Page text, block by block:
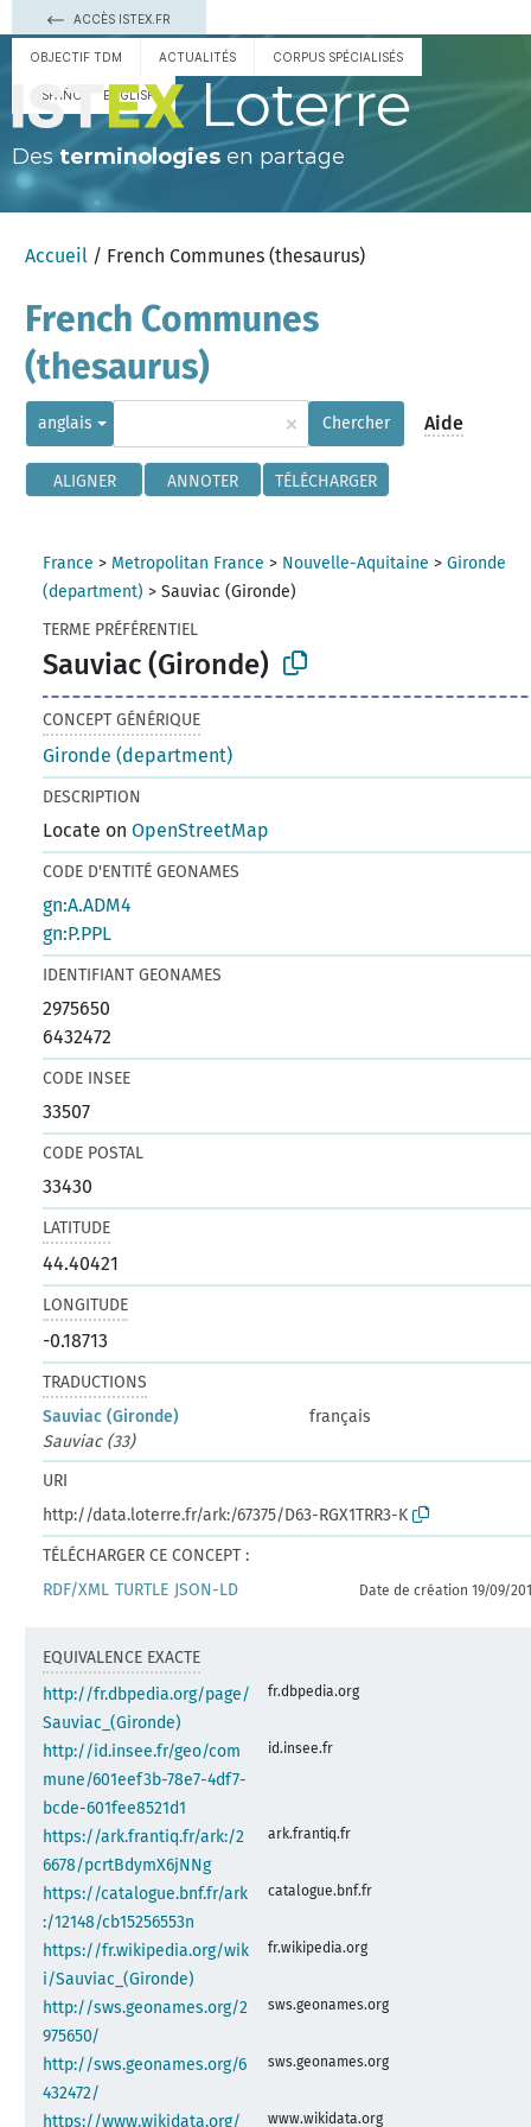
ACCÈS ISTEX.FR
OBJECTIF TDM ACTUALITÉS CORPUS SPÉCIALISÉS
ESPAÑOL ENGLISH Loterre
Des terminologies en partage
Accueil / French Communes (thesaurus)
French Communes
(thesaurus)
anglais × Chercher Aide
ALIGNER ANNOTER TÉLÉCHARGER
France > Metropolitan France > Nouvelle-Aquitaine >Gironde
(department) >Sauviac (Gironde)
TERME PRÉFÉRENTIEL
Sauviac (Gironde)
CONCEPT GÉNÉRIQUE
Gironde (department)
DESCRIPTION
Locate onOpenStreetMap
CODE D'ENTITÉ GEONAMES
gn:A.ADM4
gn:P.PPL
IDENTIFIANT GEONAMES
2975650
6432472
CODE INSEE
33507
CODE POSTAL
33430
LATITUDE
44.40421
LONGITUDE
-0.18713
TRADUCTIONS
Sauviac (Gironde)
français
Sauviac (33)
URI
http://data.loterre.fr/ark:/67375/D63-RGX1TRR3-K
TÉLÉCHARGER CE CONCEPT :
RDF/XML TURTLE JSON-LD Date de création 19/09/
EQUIVALENCE EXACTE
http://fr.dbpedia.org/page/
Sauviac_(Gironde)
fr.dbpedia.org
http://id.insee.fr/geo/com
mune/601eef3b-78e7-4df7-
bcde-601fee8521d1
id.insee.fr
https://ark.frantiq.fr/ark:/2
6678/pcrtBdymX6jNNg
ark.frantiq.fr
https://catalogue.bnf.fr/ark
:/12148/cb15256553n
catalogue.bnf.fr
https://fr.wikipedia.org/wik
i/Sauviac_(Gironde)
fr.wikipedia.org
http://sws.geonames.org/2
975650/
sws.geonames.org
http://sws.geonames.org/6
432472/
sws.geonames.org
https://www.wikidata.org/
www.wikidata.org